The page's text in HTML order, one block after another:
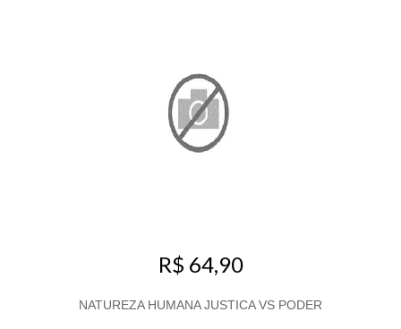
R$ 64,90
NATUREZA HUMANA JUSTICA VS PODER